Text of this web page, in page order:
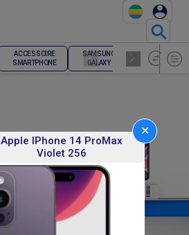
⚲
Apple IPhone 14 ProMax
Violet 256
✕
ACCESSOIRE
SMARTPHONE
SAMSUNG
GALAXY
TELEPHONE
FIXE
248 400